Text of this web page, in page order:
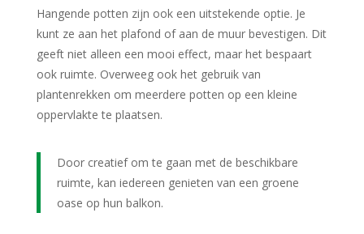
Hangende potten zijn ook een uitstekende optie. Je
kunt ze aan het plafond of aan de muur bevestigen. Dit
geeft niet alleen een mooi effect, maar het bespaart
ook ruimte. Overweeg ook het gebruik van
plantenrekken om meerdere potten op een kleine
oppervlakte te plaatsen.
Door creatief om te gaan met de beschikbare
ruimte, kan iedereen genieten van een groene
oase op hun balkon.